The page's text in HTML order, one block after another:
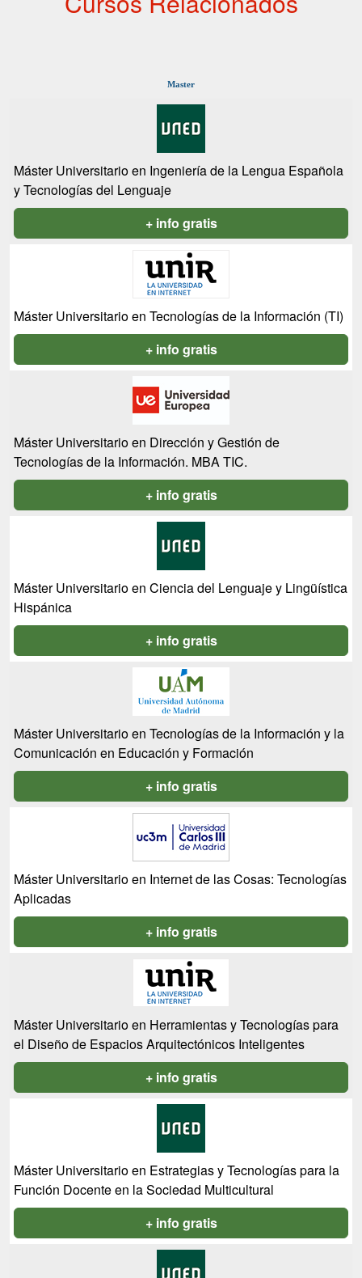
Master
Máster Universitario en Ingeniería de la Lengua Española
y Tecnologías del Lenguaje
+ info gratis
Máster Universitario en Tecnologías de la Información (TI)
+ info gratis
Máster Universitario en Dirección y Gestión de
Tecnologías de la Información. MBA TIC.
+ info gratis
Máster Universitario en Ciencia del Lenguaje y Lingüística
Hispánica
+ info gratis
Máster Universitario en Tecnologías de la Información y la
Comunicación en Educación y Formación
+ info gratis
Máster Universitario en Internet de las Cosas: Tecnologías
Aplicadas
+ info gratis
Máster Universitario en Herramientas y Tecnologías para
el Diseño de Espacios Arquitectónicos Inteligentes
+ info gratis
Máster Universitario en Estrategias y Tecnologías para la
Función Docente en la Sociedad Multicultural
+ info gratis